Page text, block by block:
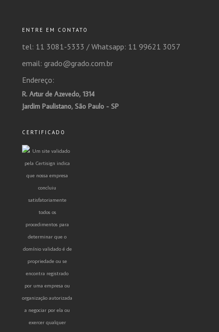
ENTRE EM CONTATO
tel: 11 3081-5333 / Whatsapp: 11 99621 3057
email: grado@grado.com.br
Endereço:
R. Artur de Azevedo, 1314
Jardim Paulistano, São Paulo - SP
CERTIFICADO